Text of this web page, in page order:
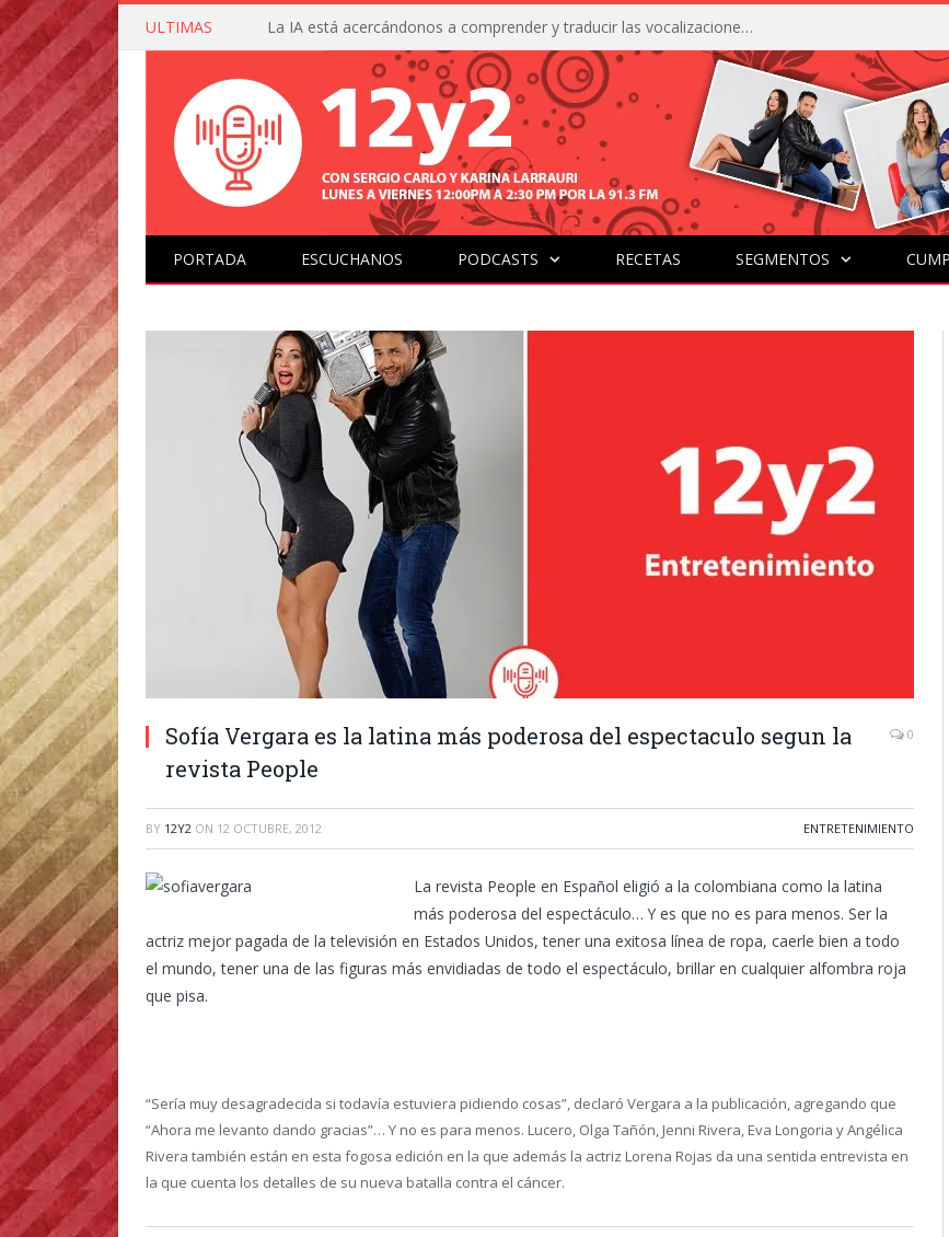
ULTIMAS La IA está acercándonos a comprender y traducir las vocalizaciones y comportamientos de nuestras mascotas
PORTADA ESCUCHANOS PODCASTS RECETAS SEGMENTOS
Sofía Vergara es la latina más poderosa del espectaculo segun la
revista People
0
BY 12Y2 ON 12 OCTUBRE, 2012 ENTRETENIMIENTO
La revista People en Español eligió a la colombiana como la latina
más poderosa del espectáculo… Y es que no es para menos. Ser la
actriz mejor pagada de la televisión en Estados Unidos, tener una exitosa línea de ropa, caerle bien a todo
el mundo, tener una de las figuras más envidiadas de todo el espectáculo, brillar en cualquier alfombra roja
que pisa.
“Sería muy desagradecida si todavía estuviera pidiendo cosas”, declaró Vergara a la publicación, agregando que
“Ahora me levanto dando gracias”… Y no es para menos. Lucero, Olga Tañón, Jenni Rivera, Eva Longoria y Angélica
Rivera también están en esta fogosa edición en la que además la actriz Lorena Rojas da una sentida entrevista en
la que cuenta los detalles de su nueva batalla contra el cáncer.